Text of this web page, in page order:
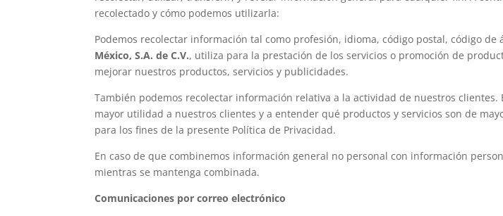
recolectado y cómo podemos utilizarla:
Podemos recolectar información tal como profesión, idioma, código postal, código
México, S.A. de C.V., utiliza para la prestación de los servicios o promoción de
mejorar nuestros productos, servicios y publicidades.
También podemos recolectar información relativa a la actividad de nuestros
mayor utilidad a nuestros clientes y a entender qué productos y servicios son de
para los fines de la presente Política de Privacidad.
En caso de que combinemos información general no personal con información
mientras se mantenga combinada.
Comunicaciones por correo electrónico